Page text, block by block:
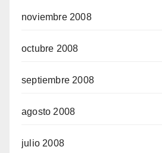
noviembre 2008
octubre 2008
septiembre 2008
agosto 2008
julio 2008